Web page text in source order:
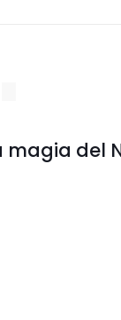
magia del